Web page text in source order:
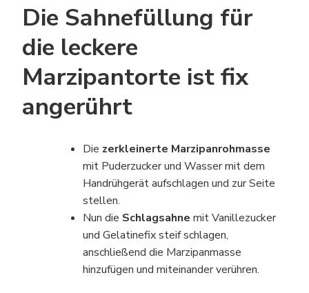
Die Sahnefüllung für
die leckere
Marzipantorte ist fix
angerührt
Die zerkleinerte Marzipanrohmasse
mit Puderzucker und Wasser mit dem
Handrühgerät aufschlagen und zur Seite
stellen.
Nun die Schlagsahne mit Vanillezucker
und Gelatinefix steif schlagen,
anschließend die Marzipanmasse
hinzufügen und miteinander verühren.